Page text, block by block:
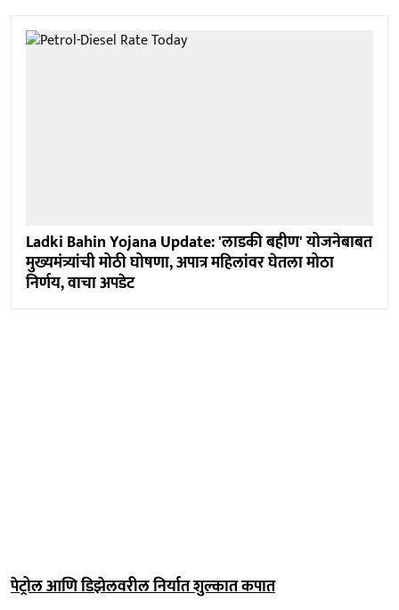
Ladki Bahin Yojana Update: 'लाडकी बहीण' योजनेबाबत
मुख्यमंत्र्यांची मोठी घोषणा, अपात्र महिलांवर घेतला मोठा
निर्णय, वाचा अपडेट
पेट्रोल आणि डिझेलवरील निर्यात शुल्कात कपात